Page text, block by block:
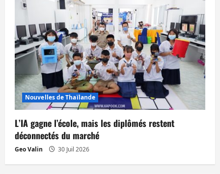
Nouvelles de Thaïlande
L’IA gagne l’école, mais les diplômés restent
déconnectés du marché
Geo Valin 30 Juil 2026